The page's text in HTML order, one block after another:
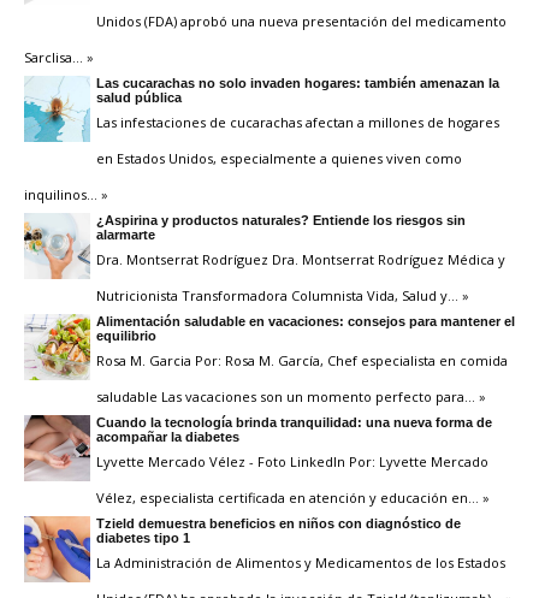
Unidos (FDA) aprobó una nueva presentación del medicamento
Sarclisa … »
Las cucarachas no solo invaden hogares: también amenazan la
salud pública
Las infestaciones de cucarachas afectan a millones de hogares
en Estados Unidos, especialmente a quienes viven como
inquilinos … »
¿Aspirina y productos naturales? Entiende los riesgos sin
alarmarte
Dra. Montserrat Rodríguez Dra. Montserrat Rodríguez Médica y
Nutricionista Transformadora Columnista Vida, Salud y … »
Alimentación saludable en vacaciones: consejos para mantener el
equilibrio
Rosa M. Garcia Por: Rosa M. García, Chef especialista en comida
saludable Las vacaciones son un momento perfecto para … »
Cuando la tecnología brinda tranquilidad: una nueva forma de
acompañar la diabetes
Lyvette Mercado Vélez - Foto LinkedIn Por: Lyvette Mercado
Vélez, especialista certificada en atención y educación en … »
Tzield demuestra beneficios en niños con diagnóstico de
diabetes tipo 1
La Administración de Alimentos y Medicamentos de los Estados